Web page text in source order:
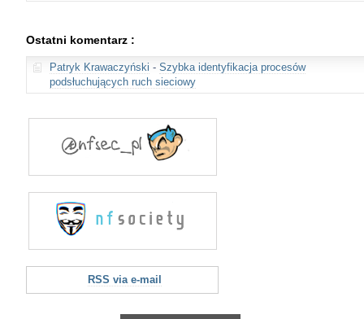
Ostatni komentarz :
Patryk Krawaczyński - Szybka identyfikacja procesów
podsłuchujących ruch sieciowy
RSS via e-mail